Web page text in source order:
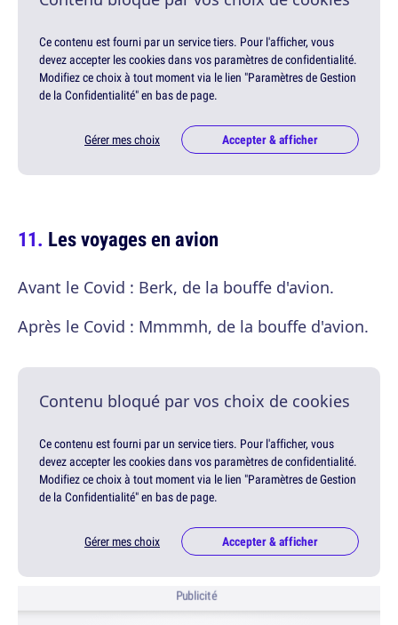
Ce contenu est fourni par un service tiers. Pour l'afficher, vous
devez accepter les cookies dans vos paramètres de confidentialité.
Modifiez ce choix à tout moment via le lien "Paramètres de Gestion
de la Confidentialité" en bas de page.
Gérer mes choix Accepter & afficher
Les voyages en avion
Avant le Covid : Berk, de la bouffe d'avion.
Après le Covid : Mmmmh, de la bouffe d'avion.
Contenu bloqué par vos choix de cookies
Ce contenu est fourni par un service tiers. Pour l'afficher, vous
devez accepter les cookies dans vos paramètres de confidentialité.
Modifiez ce choix à tout moment via le lien "Paramètres de Gestion
de la Confidentialité" en bas de page.
Gérer mes choix Accepter & afficher
Publicité